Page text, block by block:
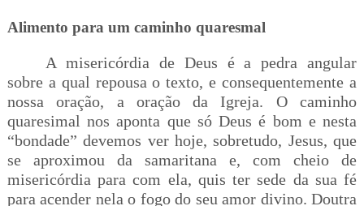
Alimento para um caminho quaresmal
A misericórdia de Deus é a pedra angular
sobre a qual repousa o texto, e consequentemente a
nossa oração, a oração da Igreja. O caminho
quaresimal nos aponta que só Deus é bom e nesta
“bondade” devemos ver hoje, sobretudo, Jesus, que
se aproximou da samaritana e, com cheio de
misericórdia para com ela, quis ter sede da sua fé
para acender nela o fogo do seu amor divino. Doutra